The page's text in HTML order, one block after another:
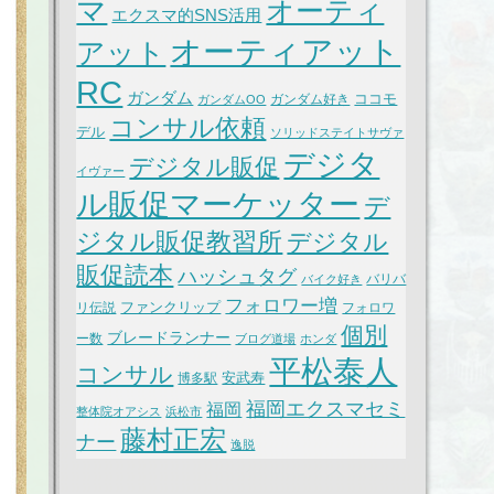
マ エクスマ的SNS活用 オーティ
アット オーティアット
RC ガンダム ガンダムOO ガンダム好き ココモ
デル コンサル依頼 ソリッドステイトサヴァ
イヴァー デジタル販促 デジタ
ル販促マーケッター デ
ジタル販促教習所 デジタル
販促読本 ハッシュタグ バイク好き バリバ
リ伝説 ファンクリップ フォロワー増 フォロワ
ー数 ブレードランナー ブログ道場 ホンダ 個別
コンサル 博多駅 安武寿 平松泰人
整体院オアシス 浜松市 福岡 福岡エクスマセミ
ナー 藤村正宏 逸脱